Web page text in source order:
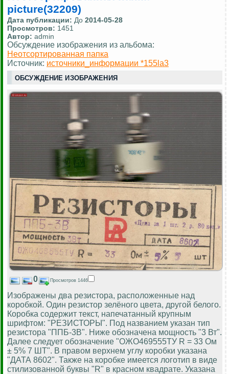
picture(32209)
Дата публикации: До 2014-05-28
Просмотров: 1451
Автор: admin
Обсуждение изображения из альбома:
Неотсортированная папка
Источник: источники_информации *155la3
ОБСУЖДЕНИЕ ИЗОБРАЖЕНИЯ
0 Просмотров 1446
Изображены два резистора, расположенные над
коробкой. Один резистор зелёного цвета, другой белого.
Коробка содержит текст, напечатанный крупным
шрифтом: "РЕЗИСТОРЫ". Под названием указан тип
резистора "ППБ-3В". Ниже обозначена мощность "3 Вт".
Далее следует обозначение "ОЖО469555ТУ R = 33 Ом
± 5% 7 ШТ". В правом верхнем углу коробки указана
"ДАТА 8602". Также на коробке имеется логотип в виде
стилизованной буквы "R" в красном квадрате. Указана